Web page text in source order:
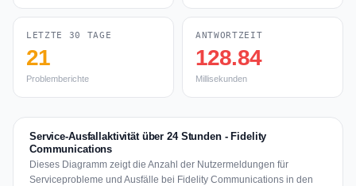
LETZTE 30 TAGE
21
Problemberichte
ANTWORTZEIT
128.84
Millisekunden
Service-Ausfallaktivität über 24 Stunden - Fidelity
Communications
Dieses Diagramm zeigt die Anzahl der Nutzermeldungen für
Serviceprobleme und Ausfälle bei Fidelity Communications in den